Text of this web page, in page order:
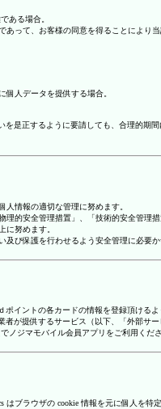
ある場合。
って、お客様の同意を得ることにより
人データを提供する場合。
是正するように要請しても、合理的
情報の適切な管理に努めます。
的安全管理措置」、「技術的安全管理措
に努めます。
び保護を行わせるよう安全管理に必要か
イントの各カードの情報を登録頂け
が提供するサービス（以下、「外部
ノジマモバイル会員アプリをご利用くださ
はブラウザの cookie 情報を元に個人